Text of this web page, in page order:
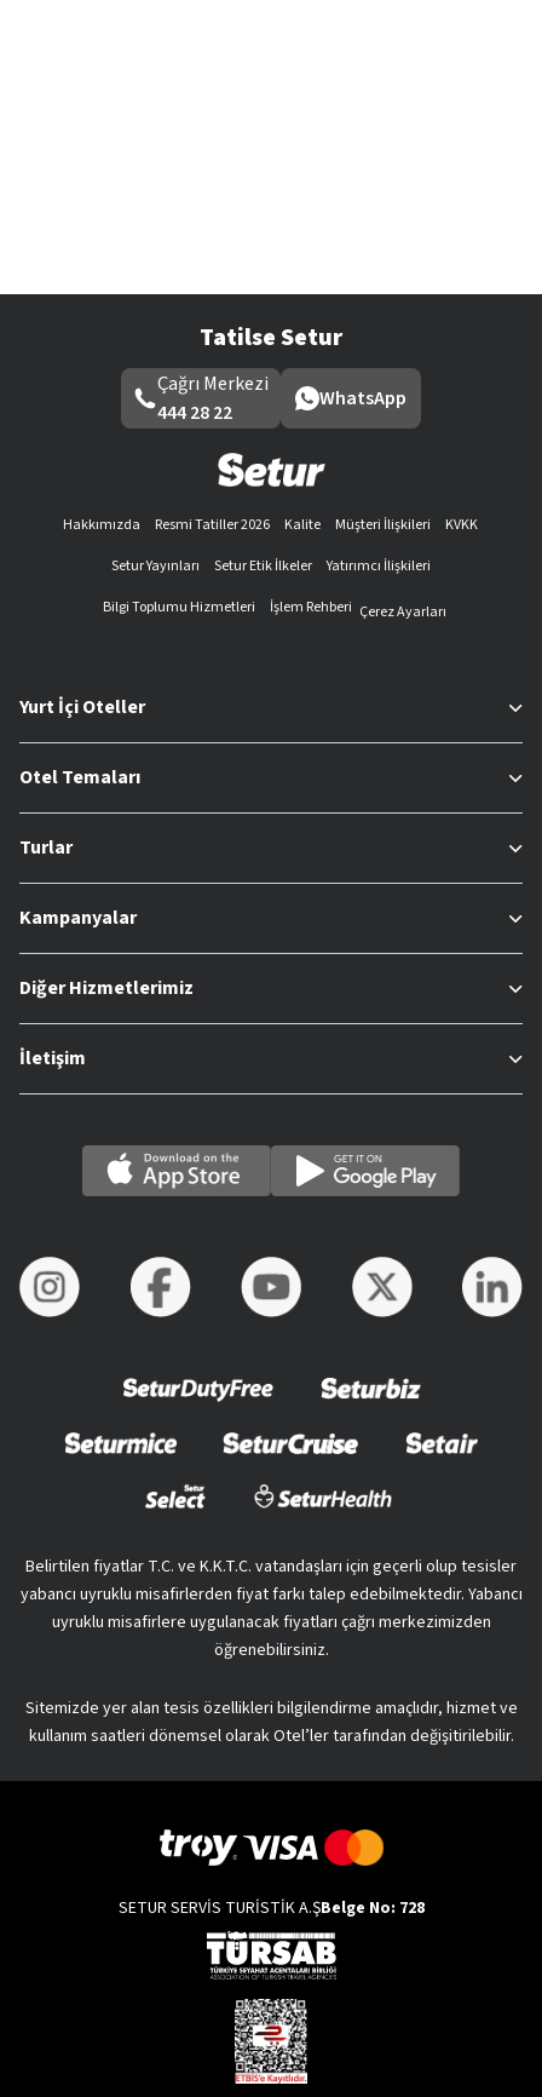
Tatilse Setur
Çağrı Merkezi
444 28 22
WhatsApp
Hakkımızda Resmi Tatiller 2026 Kalite Müşteri İlişkileri
KVKK
Setur Yayınları
Setur Etik İlkeler
Yatırımcı İlişkileri
Bilgi Toplumu Hizmetleri
İşlem Rehberi Çerez Ayarları
Yurt İçi Oteller
Otel Temaları
Turlar
Kampanyalar
Diğer Hizmetlerimiz
İletişim
Belirtilen fiyatlar T.C. ve K.K.T.C. vatandaşları için geçerli olup tesisler
yabancı uyruklu misafirlerden fiyat farkı talep edebilmektedir. Yabancı
uyruklu misafirlere uygulanacak fiyatları çağrı merkezimizden
öğrenebilirsiniz.
Sitemizde yer alan tesis özellikleri bilgilendirme amaçlıdır, hizmet ve
kullanım saatleri dönemsel olarak Otel’ler tarafından değişitirilebilir.
SETUR SERVİS TURİSTİK A.ŞBelge No: 728